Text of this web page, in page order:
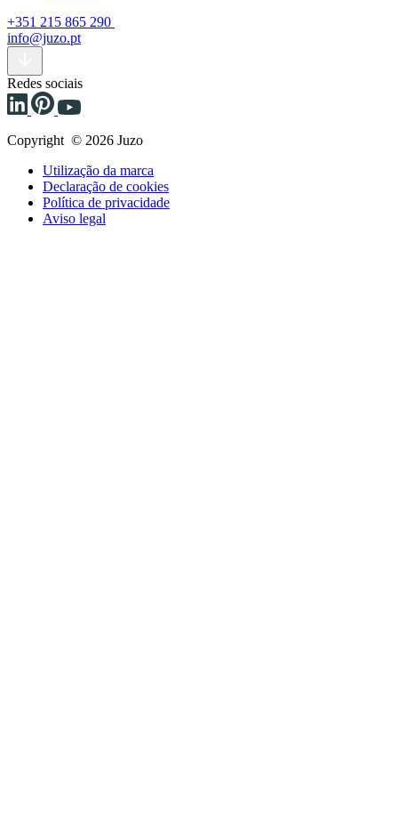
+351 215 865 290
info@juzo.pt
Redes sociais
Copyright © 2026 Juzo
Utilização da marca
Declaração de cookies
Política de privacidade
Aviso legal